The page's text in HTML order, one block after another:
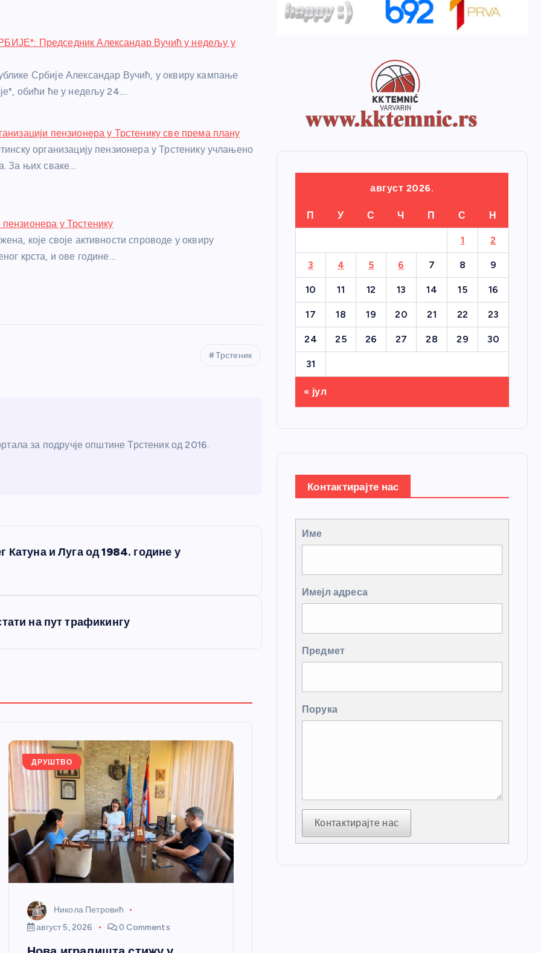
Председник Александар Вучић у недељу у
Србије Александар Вучић, у оквиру кампање
обићи ће у недељу 24.…
пензионера у Трстенику све према плану
организацију пензионера у Трстенику учлањено
За њих сваке…
у Трстенику
које своје активности спроводе у оквиру
крста, и ове године…
Трстеник
за подручје општине Трстеник од 2016.
Катуна и Луга од 1984. године у
на пут трафикингу
ДРУШТВО
Никола Петровић
август 5, 2026
0 Comments
август 2026.
П У С Ч П С Н
1 2
3 4 5 6 7 8 9
10 11 12 13 14 15 16
17 18 19 20 21 22 23
24 25 26 27 28 29 30
31
« јул
Контактирајте нас
Име
Имејл адреса
Предмет
Порука
Контактирајте нас